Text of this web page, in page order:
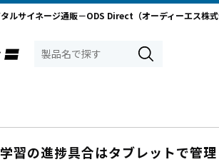
ルサイネージ通販－ODS Direct（オーディーエス株式
学習の進捗具合はタブレットで管理